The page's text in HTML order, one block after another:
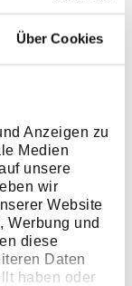
Über Cookies
Anzeigen zu
Medien
unsere
wir
Website
Werbung und
diese
Daten
haben oder
soweit nicht
geschützt.
soweit sie
von
der